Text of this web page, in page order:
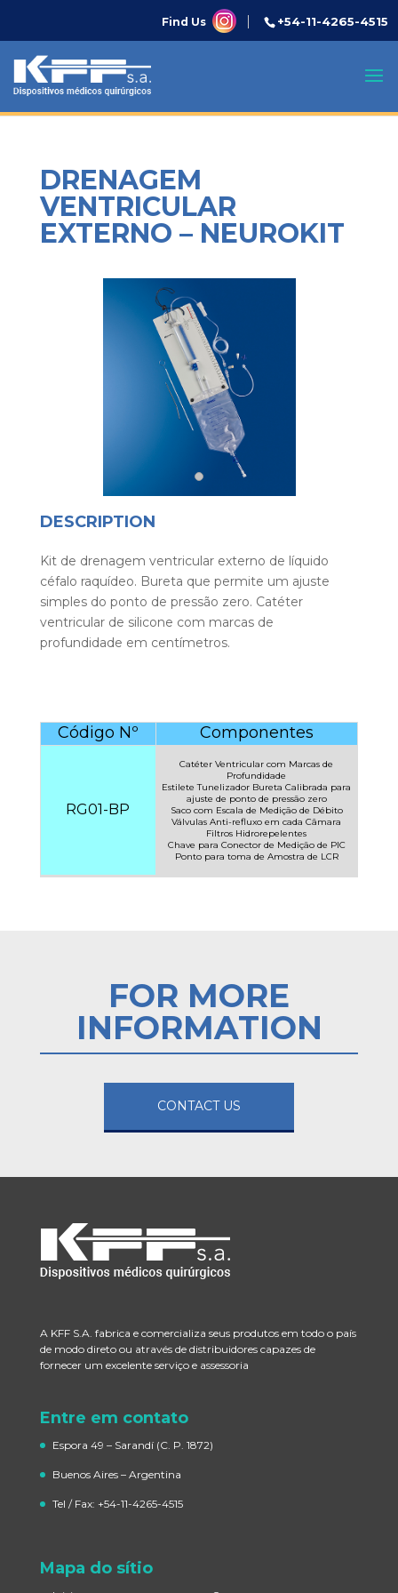
Find Us +54-11-4265-4515
DRENAGEM
VENTRICULAR
EXTERNO – NEUROKIT
DESCRIPTION
Kit de drenagem ventricular externo de líquido
céfalo raquídeo. Bureta que permite um ajuste
simples do ponto de pressão zero. Catéter
ventricular de silicone com marcas de
profundidade em centímetros.
Código Nº Componentes
RG01-BP
Catéter Ventricular com Marcas de
Profundidade
Estilete Tunelizador Bureta Calibrada para
ajuste de ponto de pressão zero
Saco com Escala de Medição de Débito
Válvulas Anti-refluxo em cada Câmara
Filtros Hidrorepelentes
Chave para Conector de Medição de PIC
Ponto para toma de Amostra de LCR
FOR MORE
INFORMATION
CONTACT US
A KFF S.A. fabrica e comercializa seus produtos em todo o país
de modo direto ou através de distribuidores capazes de
fornecer um excelente serviço e assessoria
Entre em contato
Espora 49 – Sarandí (C. P. 1872)
Buenos Aires – Argentina
Tel / Fax: +54-11-4265-4515
Mapa do sítio